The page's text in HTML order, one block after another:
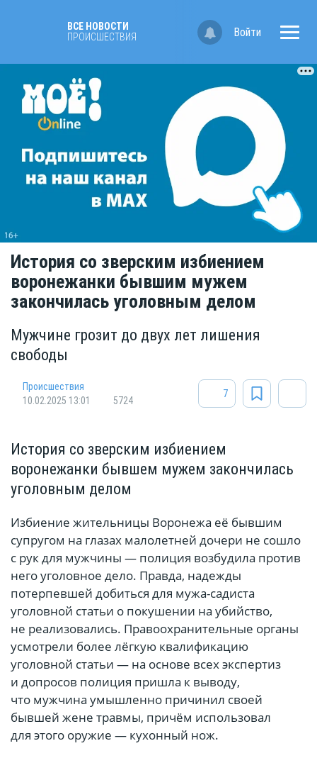
ВСЕ НОВОСТИ
ПРОИСШЕСТВИЯ
Войти
История со зверским избиением
воронежанки бывшим мужем
закончилась уголовным делом
Мужчине грозит до двух лет лишения
свободы
Происшествия
10.02.2025 13:01
5724
7
История со зверским избиением
воронежанки бывшем мужем закончилась
уголовным делом
Избиение жительницы Воронежа её бывшим
супругом на глазах малолетней дочери не сошло
с рук для мужчины — полиция возбудила против
него уголовное дело. Правда, надежды
потерпевшей добиться для мужа-садиста
уголовной статьи о покушении на убийство,
не реализовались. Правоохранительные органы
усмотрели более лёгкую квалификацию
уголовной статьи — на основе всех экспертиз
и допросов полиция пришла к выводу,
что мужчина умышленно причинил своей
бывшей жене травмы, причём использовал
для этого оружие — кухонный нож.